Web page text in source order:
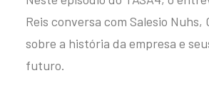
Reis conversa com Salesio Nuhs,
sobre a história da empresa e
futuro.